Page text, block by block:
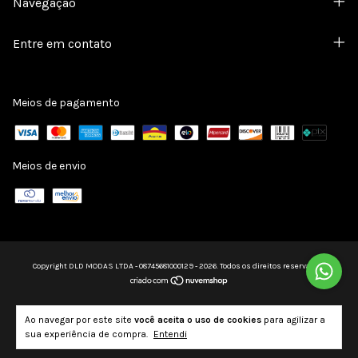
Ao navegar por este site você aceita o uso de cookies para agilizar a
sua experiência de compra. Entendi
Entre em contato
Meios de pagamento
Meios de envio
Copyright DLD MODAS LTDA - 08745681000129 - 2026. Todos os direitos reservados.